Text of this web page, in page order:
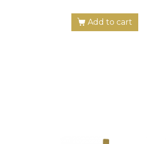
Add to cart